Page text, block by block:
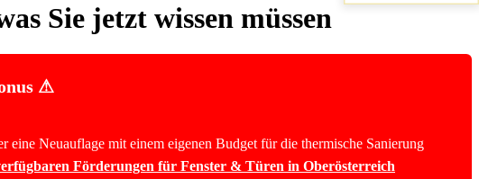
Sie jetzt wissen müssen
⚠
eine Neuauflage mit einem eigenen Budget für die thermische Sanierung
Förderungen für Fenster & Türen in Oberösterreich